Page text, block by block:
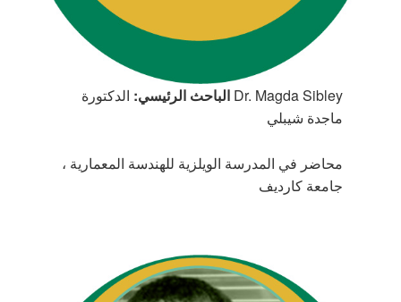
Dr. Magda Sibley الباحث الرئيسي: الدكتورة
ماجدة شيبلي
محاضر في المدرسة الويلزية للهندسة المعمارية ،
جامعة كارديف